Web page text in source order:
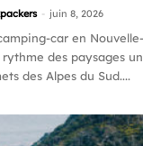
- juin 8, 2026
car en
des paysages
des Alpes du Sud....